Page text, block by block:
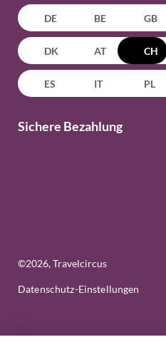
DE BE GB
DK AT CH
ES IT PL
Sichere Bezahlung
©2026, Travelcircus
Datenschutz-Einstellungen